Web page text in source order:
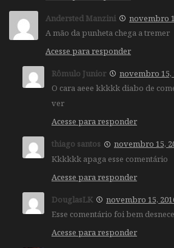
Andersted Manzini
novembro
A mão da punheta chega a tremer
Acesse para responder
Rômulo Junior
novembro 15,
O cara aeee kkkkk diabo de
ver
Acesse para responder
thiago santos
novembro 15,
Kkkkkk apaga esse comentário
Acesse para responder
DouglasLK
novembro 15,
Esse comentário foi bem
Acesse para responder